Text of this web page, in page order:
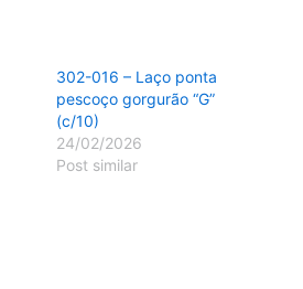
302-016 – Laço ponta
pescoço gorgurão “G”
(c/10)
24/02/2026
Post similar